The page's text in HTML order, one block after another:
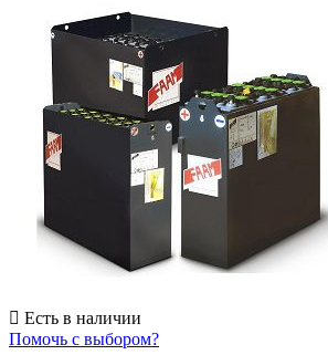
Есть в наличии
Помочь с выбором?